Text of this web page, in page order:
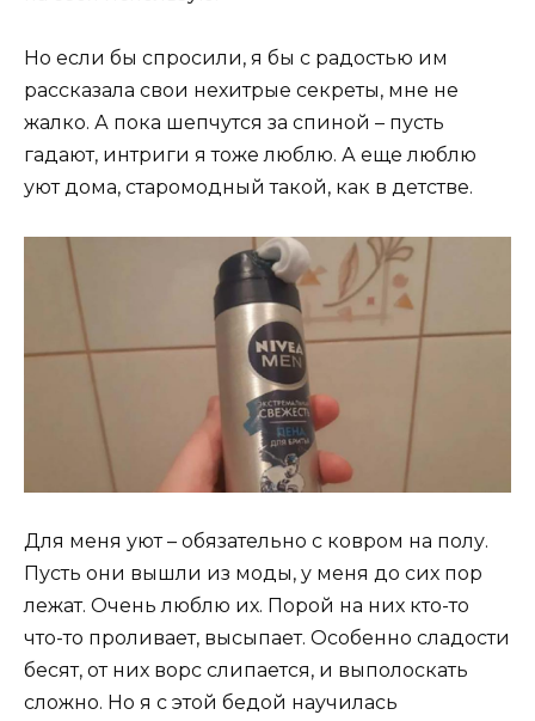
Но если бы спросили, я бы с радостью им
рассказала свои нехитрые секреты, мне не
жалко. А пока шепчутся за спиной – пусть
гадают, интриги я тоже люблю. А еще люблю
уют дома, старомодный такой, как в детстве.
Для меня уют – обязательно с ковром на полу.
Пусть они вышли из моды, у меня до сих пор
лежат. Очень люблю их. Порой на них кто-то
что-то проливает, высыпает. Особенно сладости
бесят, от них ворс слипается, и выполоскать
сложно. Но я с этой бедой научилась